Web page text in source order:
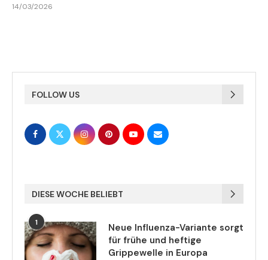
14/03/2026
FOLLOW US
DIESE WOCHE BELIEBT
1
Neue Influenza-Variante sorgt
für frühe und heftige
Grippewelle in Europa